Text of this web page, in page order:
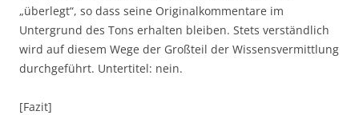
„überlegt“, so dass seine Originalkommentare im
Untergrund des Tons erhalten bleiben. Stets verständlich
wird auf diesem Wege der Großteil der Wissensvermittlung
durchgeführt. Untertitel: nein.
[Fazit]